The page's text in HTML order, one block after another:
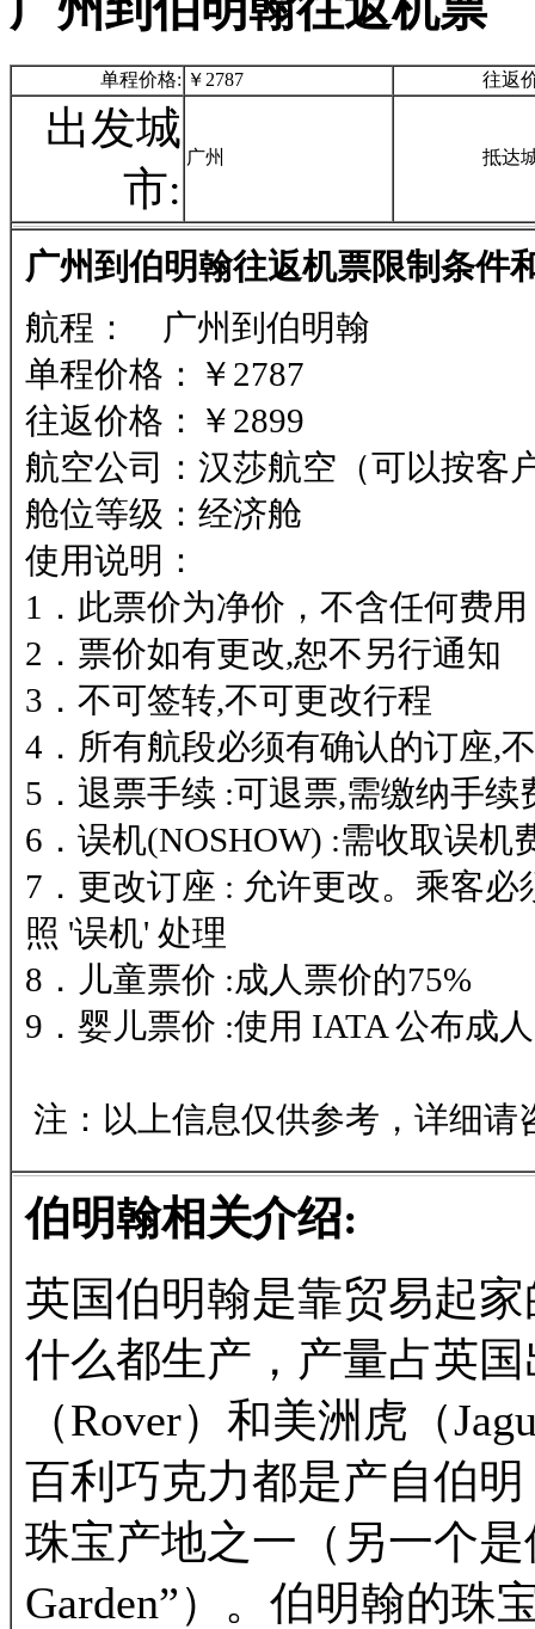
单程价格: ￥2787 往返
出发城
市:
广州 抵达
广州到伯明翰往返机票限制条件
航程： 广州到伯明翰
单程价格：￥2787
往返价格：￥2899
航空公司：汉莎航空（可以按客
舱位等级：经济舱
使用说明：
1．此票价为净价，不含任何费用
2．票价如有更改,恕不另行通知
3．不可签转,不可更改行程
4．所有航段必须有确认的订座,
5．退票手续 :可退票,需缴纳手续
6．误机(NOSHOW) :需收取误机
7．更改订座 : 允许更改。乘客
照 '误机' 处理
8．儿童票价 :成人票价的75%
9．婴儿票价 :使用 IATA 公布成
注：以上信息仅供参考，详细请
伯明翰相关介绍:
英国伯明翰是靠贸易起
什么都生产，产量占英
（Rover）和美洲虎（
百利巧克力都是产自伯
珠宝产地之一（另一个
Garden”）。伯明翰的珠